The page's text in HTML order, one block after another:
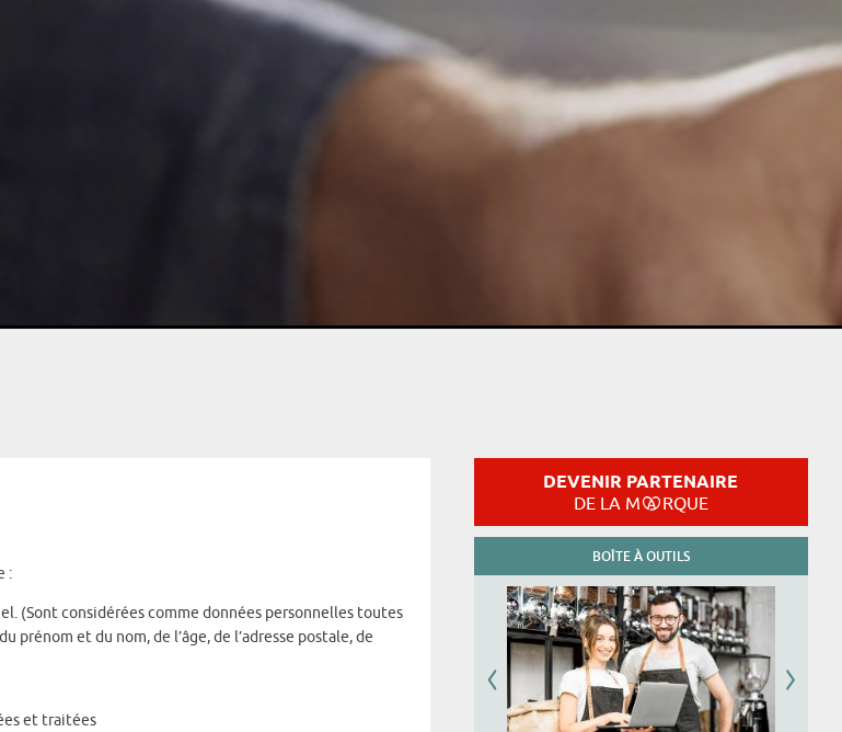
:
(Sont considérées comme données personnelles toutes
et du nom, de l’âge, de l’adresse postale, de
et traitées
DEVENIR PARTENAIRE
DE LA M RQUE
BOÎTE À OUTILS